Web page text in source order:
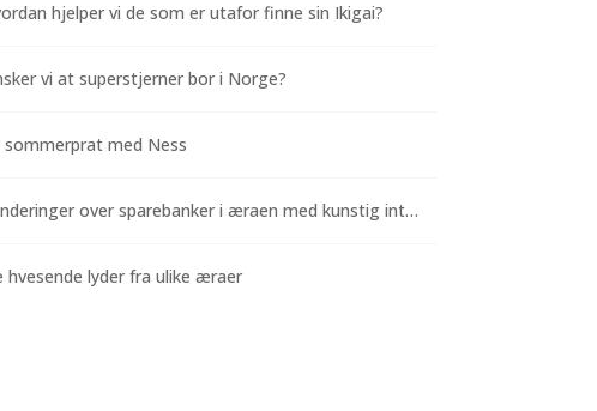
hjelper vi de som er utafor finne sin Ikigai?
vi at superstjerner bor i Norge?
sommerprat med Ness
Funderinger over sparebanker i æraen med kunstig intelligens
hvesende lyder fra ulike æraer